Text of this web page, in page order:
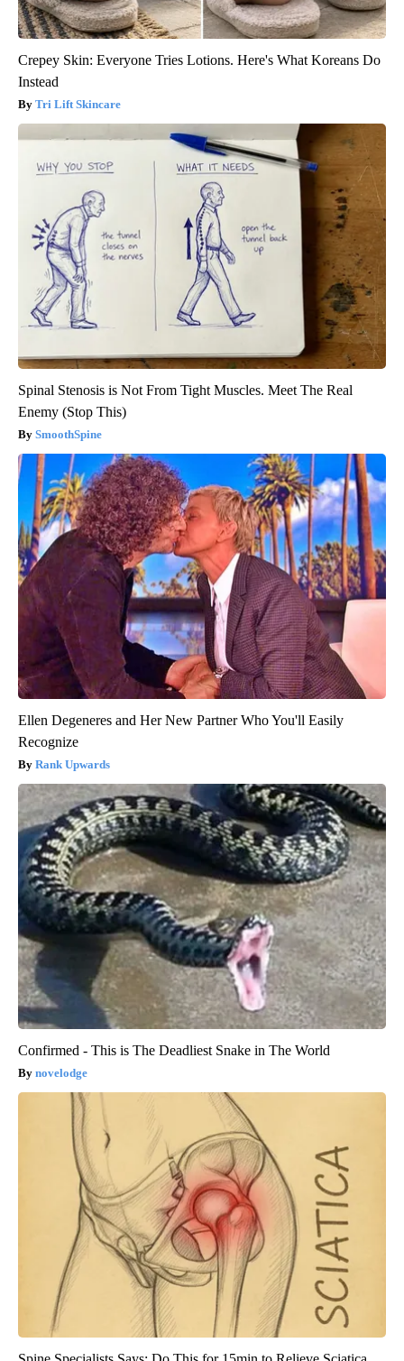
Crepey Skin: Everyone Tries Lotions. Here's What Koreans Do
Instead
Tri Lift Skincare
Spinal Stenosis is Not From Tight Muscles. Meet The Real
Enemy (Stop This)
SmoothSpine
Ellen Degeneres and Her New Partner Who You'll Easily
Recognize
Rank Upwards
Confirmed - This is The Deadliest Snake in The World
novelodge